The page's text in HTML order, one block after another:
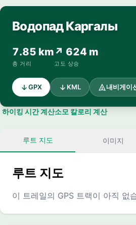
Водопад Каргалы
7.85 km
총 거리
↗ 624 m
고도 상승
GPX KML 내비게이
하이킹 시간 계산소모 칼로리 계산
루트 지도 이미지
루트 지도
이 트레일의 GPS 트랙이 아직 없